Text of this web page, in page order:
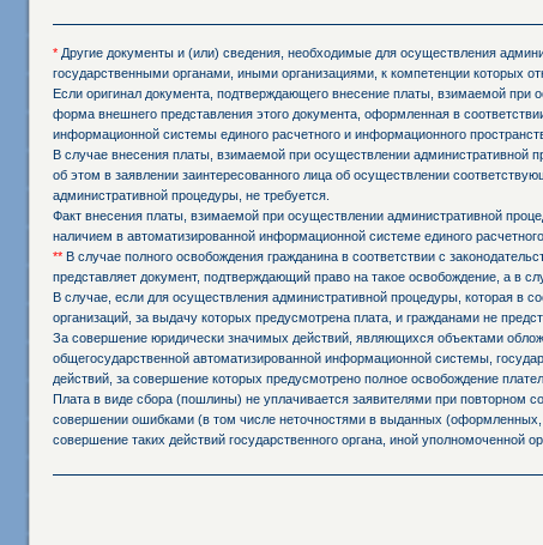
* Другие документы и (или) сведения, необходимые для осуществления
государственными органами, иными организациями, к компетенции которых
Если оригинал документа, подтверждающего внесение платы, взимаемой при
форма внешнего представления этого документа, оформленная в
информационной системы единого расчетного и информационного
В случае внесения платы, взимаемой при осуществлении административной
об этом в заявлении заинтересованного лица об осуществлении
административной процедуры, не требуется.
Факт внесения платы, взимаемой при осуществлении административной
наличием в автоматизированной информационной системе единого
** В случае полного освобождения гражданина в соответствии с
представляет документ, подтверждающий право на такое освобождение, а в
В случае, если для осуществления административной процедуры, которая в
организаций, за выдачу которых предусмотрена плата, и гражданами не
За совершение юридически значимых действий, являющихся объектами
общегосударственной автоматизированной информационной системы,
действий, за совершение которых предусмотрено полное освобождение
Плата в виде сбора (пошлины) не уплачивается заявителями при повторном
совершении ошибками (в том числе неточностями в выданных
совершение таких действий государственного органа, иной уполномоченной